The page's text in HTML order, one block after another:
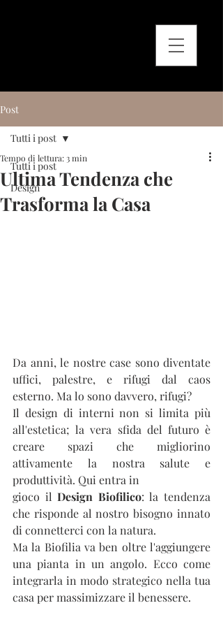
Post
Tutti i post
Design
Tutti i post
Ultima Tendenza che
Trasforma la Casa
Tempo di lettura: 3 min
Da anni, le nostre case sono diventate
uffici, palestre, e rifugi dal caos
esterno. Ma lo sono davvero, rifugi?
Il design di interni non si limita più
all'estetica; la vera sfida del futuro è
creare spazi che migliorino
attivamente la nostra salute e
produttività. Qui entra in
gioco il Design Biofilico: la tendenza
che risponde al nostro bisogno innato
di connetterci con la natura.
Ma la Biofilia va ben oltre l'aggiungere
una pianta in un angolo. Ecco come
integrarla in modo strategico nella tua
casa per massimizzare il benessere.